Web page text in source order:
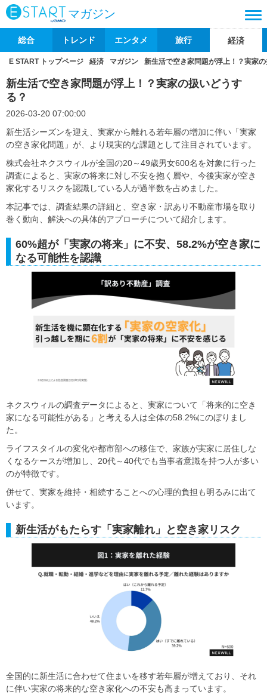
マガジン
総合 トレンド エンタメ 旅行 経済
E START トップページ 経済 マガジン 新生活で空き家問題が浮上！？実家
新生活で空き家問題が浮上！？実家の扱いどうす
る？
2026-03-20 07:00:00
新生活シーズンを迎え、実家から離れる若年層の増加に伴い「実家
の空き家化問題」が、より現実的な課題として注目されています。
株式会社ネクスウィルが全国の20～49歳男女600名を対象に行った
調査によると、実家の将来に対し不安を抱く層や、今後実家が空き
家化するリスクを認識している人が過半数を占めました。
本記事では、調査結果の詳細と、空き家・訳あり不動産市場を取り
巻く動向、解決への具体的アプローチについて紹介します。
60%超が「実家の将来」に不安、58.2%が空き家に
なる可能性を認識
ネクスウィルの調査データによると、実家について「将来的に空き
家になる可能性がある」と考える人は全体の58.2%にのぼりまし
た。
ライフスタイルの変化や都市部への移住で、家族が実家に居住しな
くなるケースが増加し、20代～40代でも当事者意識を持つ人が多い
のが特徴です。
併せて、実家を維持・相続することへの心理的負担も明るみに出て
います。
新生活がもたらす「実家離れ」と空き家リスク
全国的に新生活に合わせて住まいを移す若年層が増えており、それ
に伴い実家の将来的な空き家化への不安も高まっています。